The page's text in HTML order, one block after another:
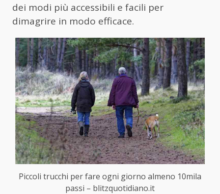
dei modi più accessibili e facili per
dimagrire in modo efficace.
Piccoli trucchi per fare ogni giorno almeno 10mila
passi – blitzquotidiano.it